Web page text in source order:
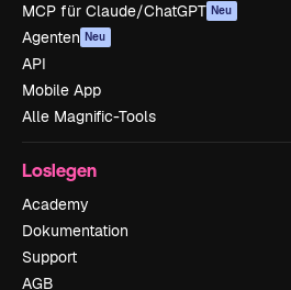
MCP für Claude/ChatGPT Neu
Agenten Neu
API
Mobile App
Alle Magnific-Tools
Loslegen
Academy
Dokumentation
Support
AGB